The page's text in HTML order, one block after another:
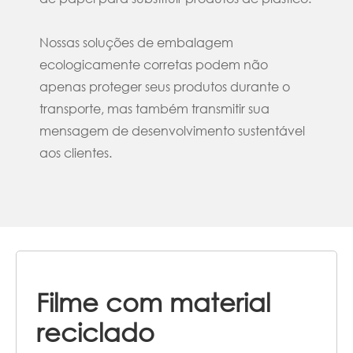
Nossas soluções de embalagem
ecologicamente corretas podem não
apenas proteger seus produtos durante o
transporte, mas também transmitir sua
mensagem de desenvolvimento sustentável
aos clientes.
Filme com material
reciclado